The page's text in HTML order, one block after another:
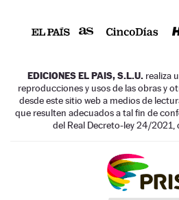
EDICIONES EL PAIS, S.L.U. realiza
reproducciones y usos de las obras y
desde este sitio web a medios de
que resulten adecuados a tal fin de
del Real Decreto-ley 24/2021,